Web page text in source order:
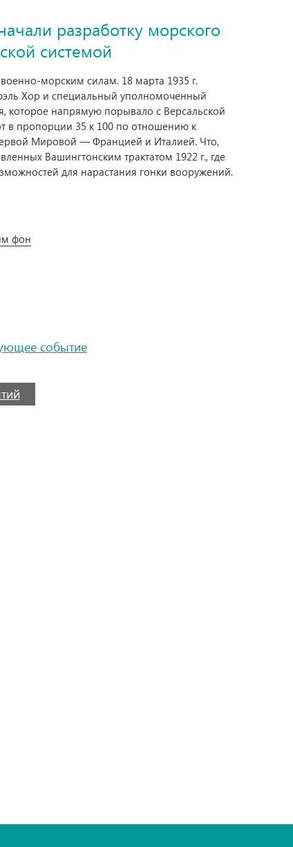
разработку морского
системой
морским силам. 18 марта 1935 г.
Хор и специальный уполномоченный
которое напрямую порывало с Версальской
в пропорции 35 к 100 по отношению к
Мировой — Францией и Италией. Что,
Вашингтонским трактатом 1922 г., где
для нарастания гонки вооружений.
фон
событие